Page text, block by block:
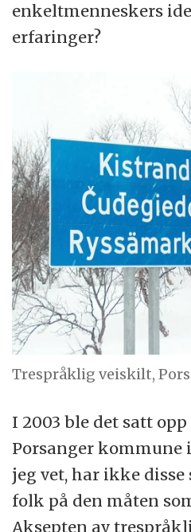
enkeltmenneskers
erfaringer?
Trespråklig veiskilt,
I 2003 ble det satt
Porsanger kommune
jeg vet, har ikke
folk på den måten
Aksepten av